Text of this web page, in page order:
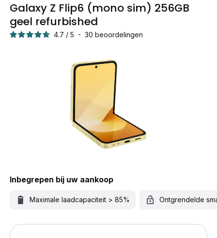
Galaxy Z Flip6 (mono sim) 256GB
geel refurbished
4.7 / 5 - 30 beoordelingen
Inbegrepen bij uw aankoop
Maximale laadcapaciteit > 85% Ontgrendelde